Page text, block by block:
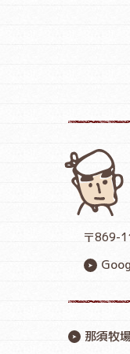
〒869-
那須牧